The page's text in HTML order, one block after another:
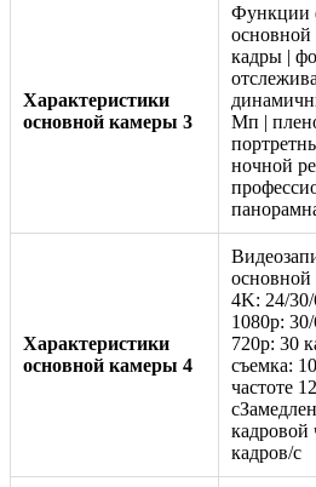
Характеристики
основной камеры 3
Функции
кадры |
Мп |
ночной
Характеристики
основной камеры 4
основной
4K: 24/
1080p:
720p: 30
съемка:
частоте
кадровой
кадров/с